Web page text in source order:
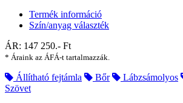
Termék információ
Szín/anyag választék
ÁR: 147 250.- Ft
* Áraink az ÁFÁ-t tartalmazzák.
Állítható fejtámla Bőr Lábzsámolyos
Szövet